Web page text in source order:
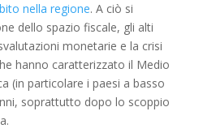
nella regione. A ciò si
dello spazio fiscale, gli alti
monetarie e la crisi
hanno caratterizzato il Medio
(in particolare i paesi a basso
soprattutto dopo lo scoppio